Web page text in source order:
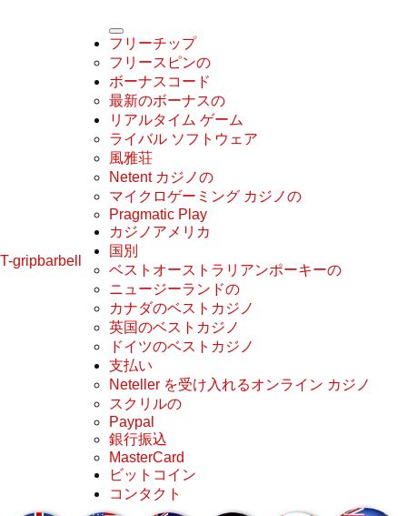
T-gripbarbell
フリーチップ
フリースピンの
ボーナスコード
最新のボーナスの
リアルタイム ゲーム
ライバル ソフトウェア
風雅荘
Netent カジノの
マイクロゲーミング カジノの
Pragmatic Play
カジノアメリカ
国別
ベストオーストラリアンポーキーの
ニュージーランドの
カナダのベストカジノ
英国のベストカジノ
ドイツのベストカジノ
支払い
Neteller を受け入れるオンライン カジノ
スクリルの
Paypal
銀行振込
MasterCard
ビットコイン
コンタクト